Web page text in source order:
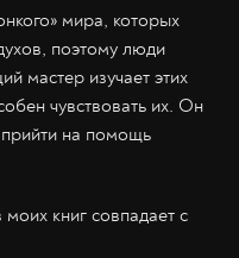
мира, которых
поэтому люди
мастер изучает этих
чувствовать их. Он
прийти на помощь
книг совпадает с